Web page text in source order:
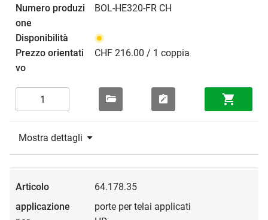
BOL-HE320-FR CH
CHF 216.00 / 1 coppia
Mostra dettagli
64.178.35
porte per telai applicati